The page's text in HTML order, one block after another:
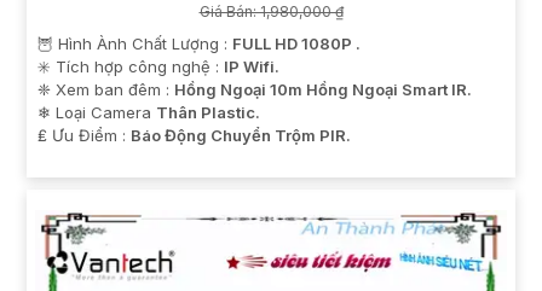
Giá Bán: 1,980,000 ₫
🦉 Hình Ành Chất Lượng : FULL HD 1080P .
✳️ Tích hợp công nghệ : IP Wifi.
❈ Xem ban đêm : Hồng Ngoại 10m Hồng Ngoại Smart IR.
❄ Loại Camera Thân Plastic.
️₤ Ưu Điểm : Báo Động Chuyển Trộm PIR.